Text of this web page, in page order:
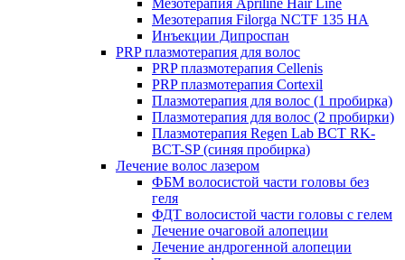
Мезотерапия Apriline Hair Line
Мезотерапия Filorga NCTF 135 HA
Инъекции Дипроспан
PRP плазмотерапия для волос
PRP плазмотерапия Cellenis
PRP плазмотерапия Cortexil
Плазмотерапия для волос (1 пробирка)
Плазмотерапия для волос (2 пробирки)
Плазмотерапия Regen Lab BCT RK-
BCT-SP (синяя пробирка)
Лечение волос лазером
ФБМ волосистой части головы без
геля
ФДТ волосистой части головы с гелем
Лечение очаговой алопеции
Лечение андрогенной алопеции